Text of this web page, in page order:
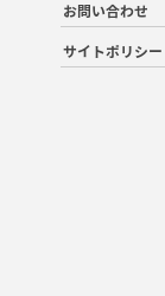
お問い合わせ
サイトポリシー